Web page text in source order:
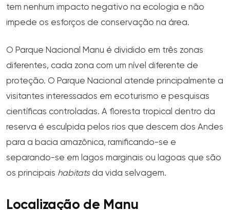
tem nenhum impacto negativo na ecologia e não
impede os esforços de conservação na área.
O Parque Nacional Manu é dividido em três zonas
diferentes, cada zona com um nível diferente de
proteção. O Parque Nacional atende principalmente a
visitantes interessados em ecoturismo e pesquisas
científicas controladas. A floresta tropical dentro da
reserva é esculpida pelos rios que descem dos Andes
para a bacia amazônica, ramificando-se e
separando-se em lagos marginais ou lagoas que são
os principais habitatsda vida selvagem.
Localização de Manu